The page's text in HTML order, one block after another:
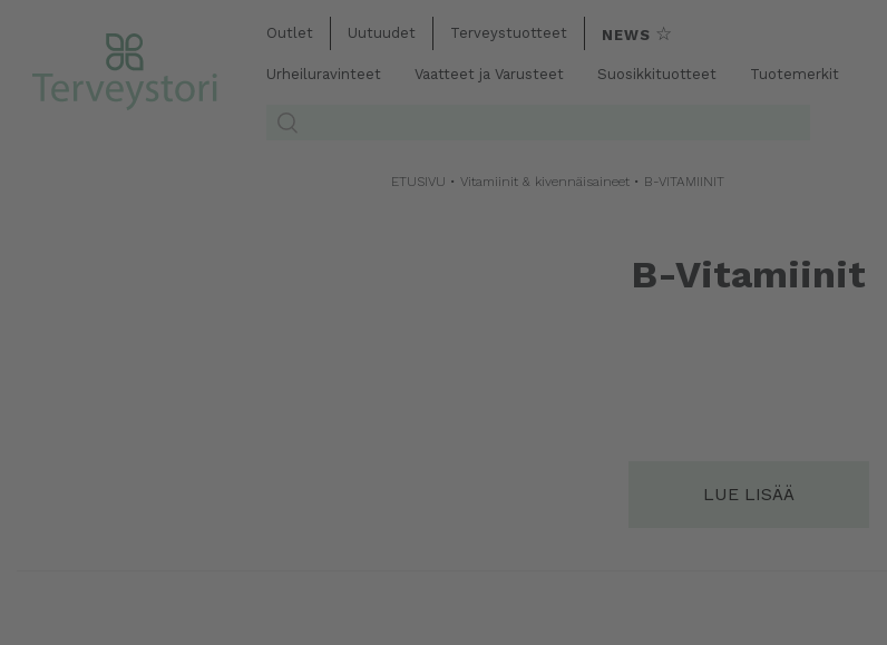
Outlet Uutuudet Terveystuotteet NEWS ☆
Urheiluravinteet Vaatteet ja Varusteet Suosikkituotteet Tuotemerkit
ETUSIVU • Vitamiinit & kivennäisaineet • B-VITAMIINIT
B-Vitamiinit
LUE LISÄÄ